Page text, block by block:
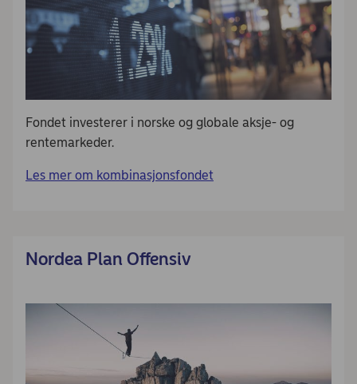
Fondet investerer i norske og globale aksje- og
rentemarkeder.
Les mer om kombinasjonsfondet
Nordea Plan Offensiv